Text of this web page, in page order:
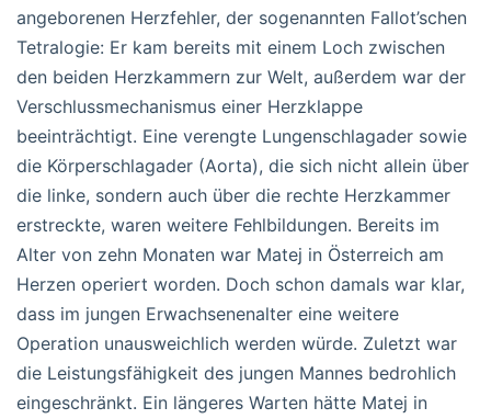
angeborenen Herzfehler, der sogenannten Fallot’schen
Tetralogie: Er kam bereits mit einem Loch zwischen
den beiden Herzkammern zur Welt, außerdem war der
Verschlussmechanismus einer Herzklappe
beeinträchtigt. Eine verengte Lungenschlagader sowie
die Körperschlagader (Aorta), die sich nicht allein über
die linke, sondern auch über die rechte Herzkammer
erstreckte, waren weitere Fehlbildungen. Bereits im
Alter von zehn Monaten war Matej in Österreich am
Herzen operiert worden. Doch schon damals war klar,
dass im jungen Erwachsenenalter eine weitere
Operation unausweichlich werden würde. Zuletzt war
die Leistungsfähigkeit des jungen Mannes bedrohlich
eingeschränkt. Ein längeres Warten hätte Matej in